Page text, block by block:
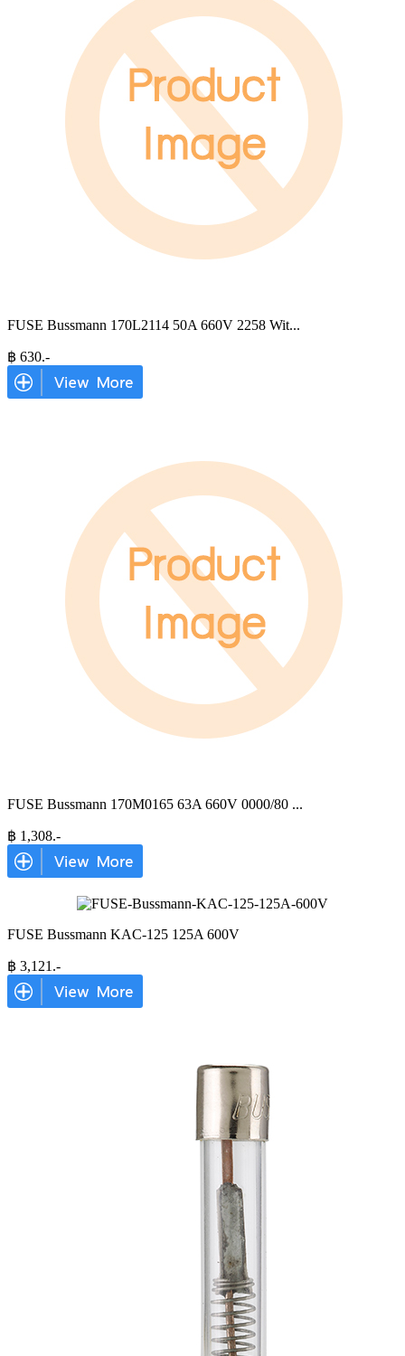
FUSE Bussmann 170L2114 50A 660V 2258 Wit...
฿ 630.-
FUSE Bussmann 170M0165 63A 660V 0000/80 ...
฿ 1,308.-
FUSE Bussmann KAC-125 125A 600V
฿ 3,121 .-